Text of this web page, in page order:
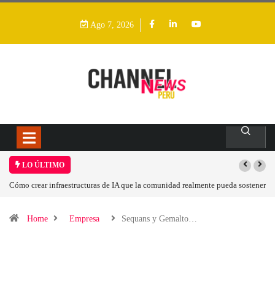
Ago 7, 2026
LO ÚLTIMO
la comunidad realmente pueda sostenerLas tarjetas gráficas RDNA 5 ya están
Home Empresa Sequans y Gemalto…